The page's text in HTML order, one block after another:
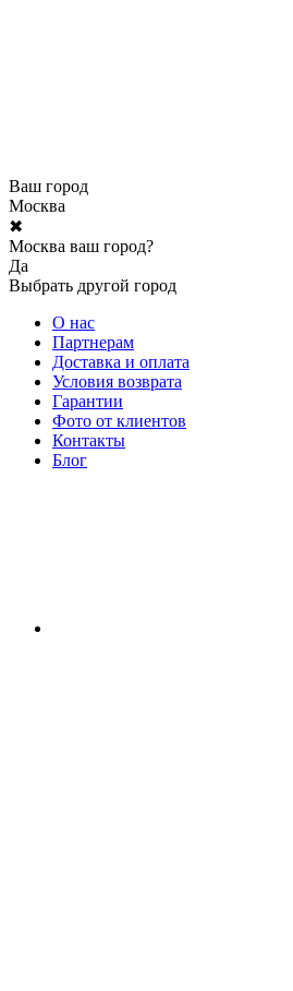
Ваш город
Москва
✖
Москва ваш город?
Да
Выбрать другой город
О нас
Партнерам
Доставка и оплата
Условия возврата
Гарантии
Фото от клиентов
Контакты
Блог